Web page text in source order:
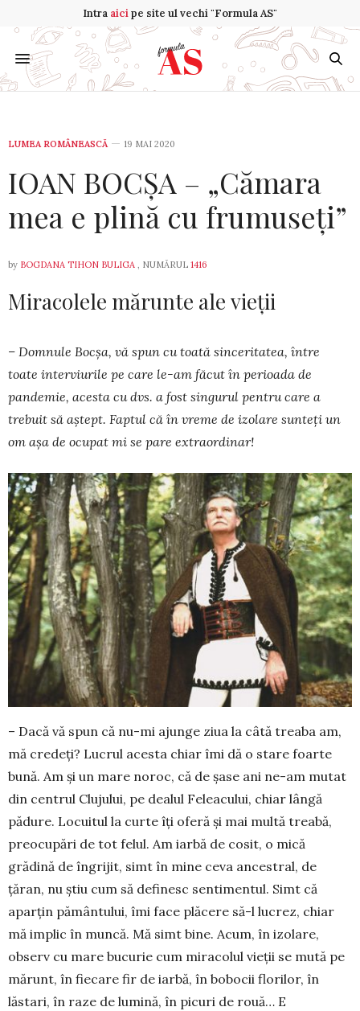
Intra aicipe site ul vechi "Formula AS"
LUMEA ROMÂNEASCĂ 19 MAI 2020
IOAN BOCȘA – „Cămara
mea e plină cu frumuseți”
by BOGDANA TIHON BULIGA , NUMĂRUL 1416
Miracolele mărunte ale vieții
– Domnule Bocşa, vă spun cu toată since­ri­tatea, între
toate interviurile pe care le-am făcut în perioada de
pandemie, acesta cu dvs. a fost sin­gurul pentru care a
trebuit să aștept. Faptul că în vreme de izolare sunteți un
om așa de ocu­pat mi se pare extraordinar!
– Dacă vă spun că nu-mi ajunge ziua la câtă treaba am,
mă credeţi? Lucrul acesta chiar îmi dă o stare foarte
bună. Am şi un mare noroc, că de şase ani ne-am mu­tat
din centrul Clujului, pe dealul Feleacului, chiar lângă
pădure. Lo­cuitul la curte îţi oferă şi mai multă treabă,
preocupări de tot felul. Am iarbă de cosit, o mică
grădină de îngrijit, simt în mine ceva ances­tral, de
țăran, nu ştiu cum să defi­nesc sentimentul. Simt că
aparţin pământului, îmi face plăcere să-l lucrez, chiar
mă implic în muncă. Mă simt bine. Acum, în izolare,
observ cu mare bucurie cum miracolul vieţii se mută pe
mărunt, în fiecare fir de iarbă, în bobocii florilor, în
lăstari, în raze de lumină, în picuri de rouă… E